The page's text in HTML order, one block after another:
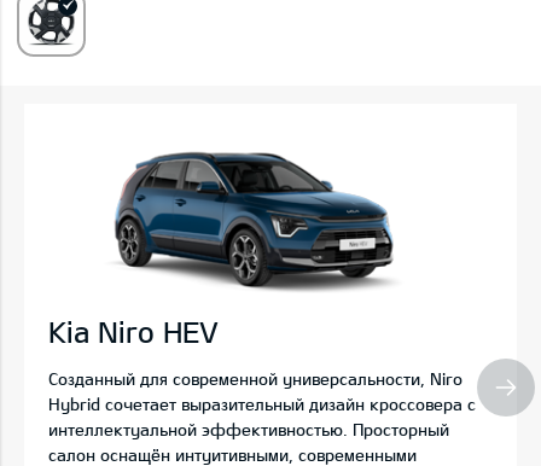
Kia Niro HEV
Созданный для современной универсальности, Niro
Hybrid сочетает выразительный дизайн кроссовера с
интеллектуальной эффективностью. Просторный
салон оснащён интуитивными, современными